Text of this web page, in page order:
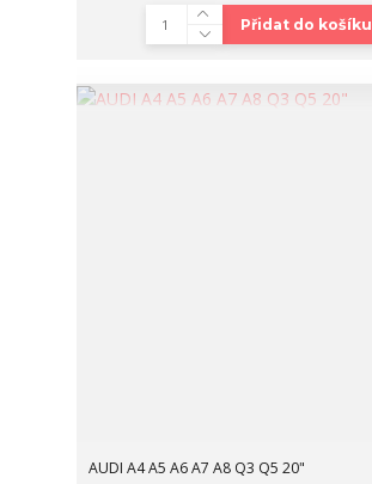
Přidat do košíku
AUDI A4 A5 A6 A7 A8 Q3 Q5 20"